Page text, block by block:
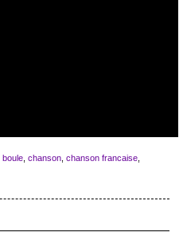
boule, chanson, chanson francaise,